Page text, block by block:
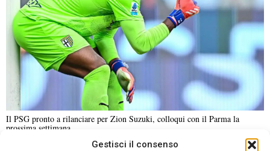
Gestisci il consenso
Il PSG pronto a rilanciare per Zion Suzuki, colloqui con il Parma la
prossima settimana